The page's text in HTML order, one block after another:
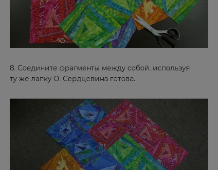
8. Соедините фрагменты между собой, используя
ту же лапку О. Сердцевина готова.